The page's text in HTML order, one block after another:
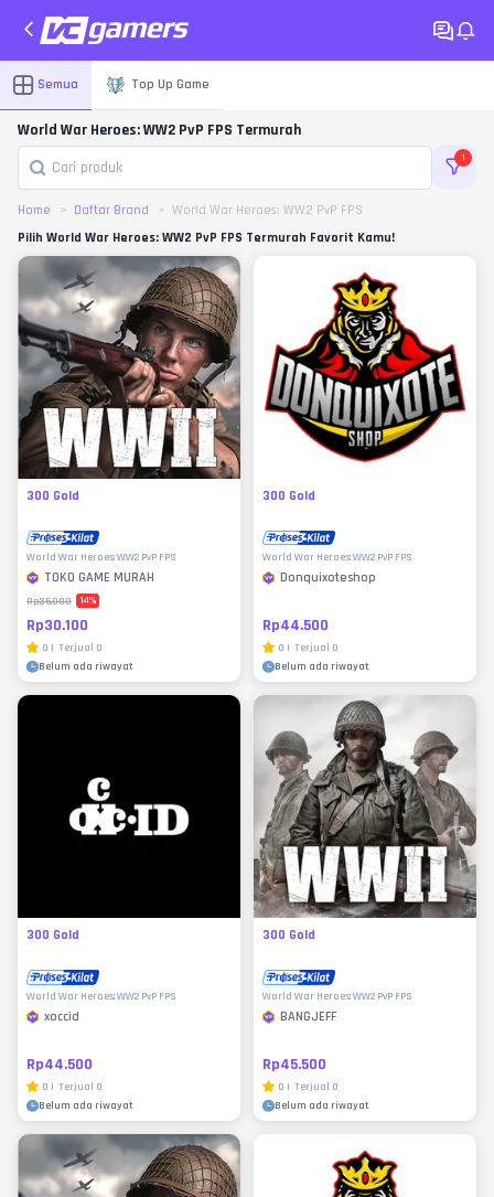
Semua Top Up Game
World War Heroes: WW2 PvP FPS Termurah
1
Home Daftar Brand
World War Heroes: WW2 PvP FPS
Pilih World War Heroes: WW2 PvP FPS Termurah Favorit Kamu!
300 Gold
World War Heroes: WW2 PvP FPS
TOKO GAME MURAH
Rp35.000 14%
Rp30.100
0 | Terjual 0
Belum ada riwayat
300 Gold
World War Heroes: WW2 PvP FPS
Donquixoteshop
Rp44.500
0 | Terjual 0
Belum ada riwayat
300 Gold
World War Heroes: WW2 PvP FPS
xoccid
Rp44.500
0 | Terjual 0
Belum ada riwayat
300 Gold
World War Heroes: WW2 PvP FPS
BANGJEFF
Rp45.500
0 | Terjual 0
Belum ada riwayat